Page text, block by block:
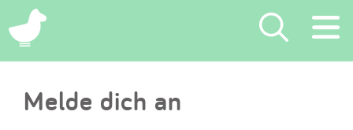
×
Suchen
Melde dich an